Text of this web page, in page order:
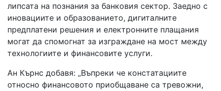
липсата на познания за банковия сектор. Заедно с
иновациите и образованието, дигиталните
предплатени решения и електронните плащания
могат да спомогнат за изграждане на мост между
технологиите и финансовите услуги.
Ан Кърнс добавя: „Въпреки че констатациите
относно финансовото приобщаване са тревожни,